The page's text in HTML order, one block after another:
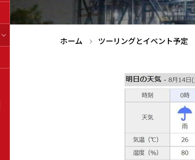
ホーム ツーリングとイベント予定